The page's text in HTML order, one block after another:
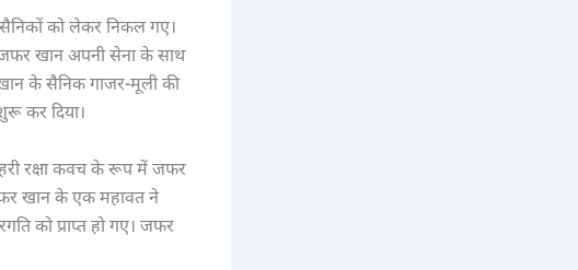
को लेकर निकल गए।
खान अपनी सेना के साथ
के सैनिक गाजर-मूली की
कर दिया।
रक्षा कवच के रूप में जफर
खान के एक महावत ने
को प्राप्त हो गए। जफर